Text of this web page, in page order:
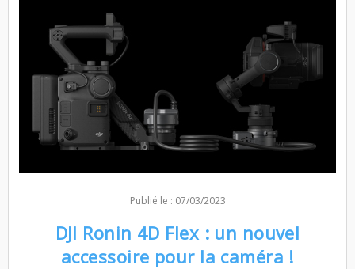
Publié le : 07/03/2023
DJI Ronin 4D Flex : un nouvel
accessoire pour la caméra !